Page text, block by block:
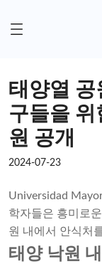
태양열 공
구들을 위
원 공개
2024-07-23
Universidad
학자들은 흥미로
원 내에서 안식처
태양 낙원